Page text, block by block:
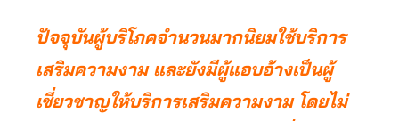
ปัจจุบันผู้บริโภคจำนวนมากนิยมใช้บริการ
เสริมความงาม และยังมีผู้แอบอ้างเป็นผู้
เชี่ยวชาญให้บริการเสริมความงาม โดยไม่